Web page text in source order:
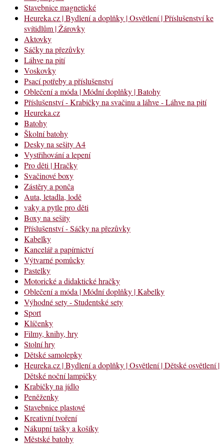
Stavebnice magnetické
Heureka.cz | Bydlení a doplňky | Osvětlení | Příslušenství ke
svítidlům | Žárovky
Aktovky
Sáčky na přezůvky
Láhve na pití
Voskovky
Psací potřeby a příslušenství
Oblečení a móda | Módní doplňky | Batohy
Příslušenství - Krabičky na svačinu a láhve - Láhve na pití
Heureka.cz
Batohy
Školní batohy
Desky na sešity A4
Vystřihování a lepení
Pro děti | Hračky
Svačinové boxy
Zástěry a ponča
Auta, letadla, lodě
vaky a pytle pro děti
Boxy na sešity
Příslušenství - Sáčky na přezůvky
Kabelky
Kancelář a papírnictví
Výtvarné pomůcky
Pastelky
Motorické a didaktické hračky
Oblečení a móda | Módní doplňky | Kabelky
Výhodné sety - Studentské sety
Sport
Klíčenky
Filmy, knihy, hry
Stolní hry
Dětské samolepky
Heureka.cz | Bydlení a doplňky | Osvětlení | Dětské osvětlení |
Dětské noční lampičky
Krabičky na jídlo
Peněženky
Stavebnice plastové
Kreativní tvoření
Nákupní tašky a košíky
Městské batohy